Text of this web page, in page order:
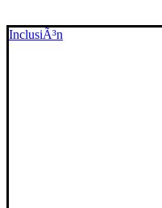
InclusiÃ³n